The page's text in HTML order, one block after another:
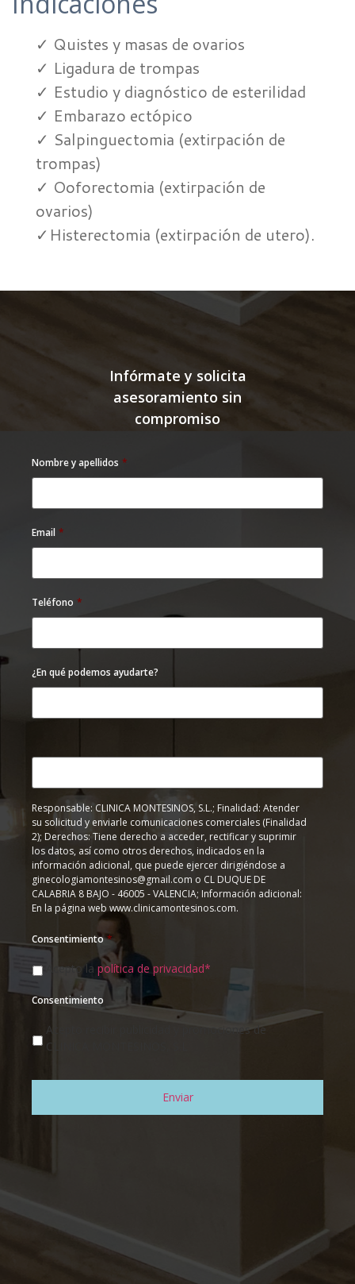
✓ Quistes y masas de ovarios
✓ Ligadura de trompas
✓ Estudio y diagnóstico de esterilidad
✓ Embarazo ectópico
✓ Salpinguectomia (extirpación de
trompas)
✓ Ooforectomia (extirpación de
ovarios)
✓Histerectomia (extirpación de utero).
Infórmate y solicita
asesoramiento sin
compromiso
Nombre y apellidos *
Email *
Teléfono *
¿En qué podemos ayudarte?
Responsable: CLINICA MONTESINOS, S.L.; Finalidad: Atender
su solicitud y enviarle comunicaciones comerciales (Finalidad
2); Derechos: Tiene derecho a acceder, rectificar y suprimir
los datos, así como otros derechos, indicados en la
información adicional, que puede ejercer dirigiéndose a
ginecologiamontesinos@gmail.com o CL DUQUE DE
CALABRIA 8 BAJO - 46005 - VALENCIA; Información adicional:
En la página web www.clinicamontesinos.com.
Consentimiento *
Acepto la política de privacidad*
Consentimiento
Acepto recibir publicidad y promociones de
CLINICA MONTESINOS, S.L